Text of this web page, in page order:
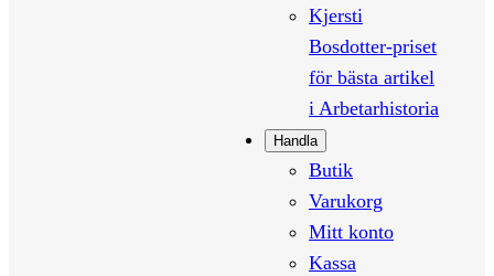
Kjersti
Bosdotter-priset
för bästa artikel
i Arbetarhistoria
Handla
Butik
Varukorg
Mitt konto
Kassa